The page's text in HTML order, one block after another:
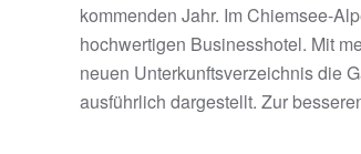
kommenden Jahr. Im Chiemsee-
hochwertigen Businesshotel. Mit
neuen Unterkunftsverzeichnis die
ausführlich dargestellt. Zur